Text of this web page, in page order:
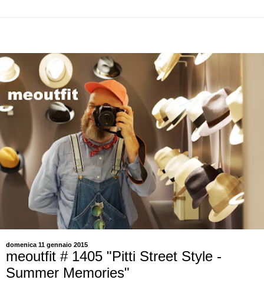
domenica 11 gennaio 2015
meoutfit # 1405 "Pitti Street Style -
Summer Memories"